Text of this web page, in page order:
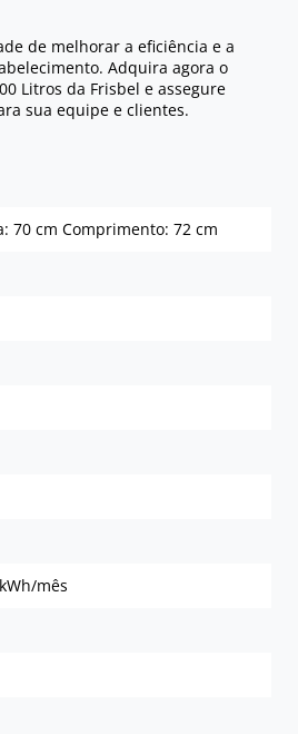
de melhorar a eficiência e a
Adquira agora o
Litros da Frisbel e assegure
sua equipe e clientes.
70 cm Comprimento: 72 cm
mês